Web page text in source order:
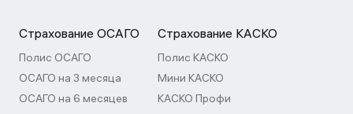
Страхование ОСАГО
Полис ОСАГО
ОСАГО на 3 месяца
ОСАГО на 6 месяцев
Страхование КАСКО
Полис КАСКО
Мини КАСКО
КАСКО Профи